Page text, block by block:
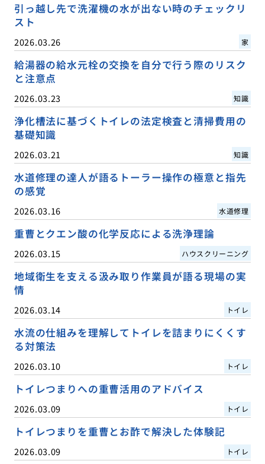
引っ越し先で洗濯機の水が出ない時のチェックリ
スト
2026.03.26 家
給湯器の給水元栓の交換を自分で行う際のリスク
と注意点
2026.03.23 知識
浄化槽法に基づくトイレの法定検査と清掃費用の
基礎知識
2026.03.21 知識
水道修理の達人が語るトーラー操作の極意と指先
の感覚
2026.03.16 水道修理
重曹とクエン酸の化学反応による洗浄理論
2026.03.15 ハウスクリーニング
地域衛生を支える汲み取り作業員が語る現場の実
情
2026.03.14 トイレ
水流の仕組みを理解してトイレを詰まりにくくす
る対策法
2026.03.10 トイレ
トイレつまりへの重曹活用のアドバイス
2026.03.09 トイレ
トイレつまりを重曹とお酢で解決した体験記
2026.03.09 トイレ